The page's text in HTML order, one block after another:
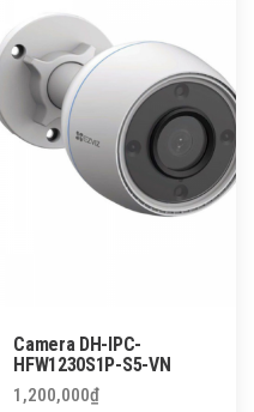
Camera DH-IPC-
HFW1230S1P-S5-VN
1,200,000₫